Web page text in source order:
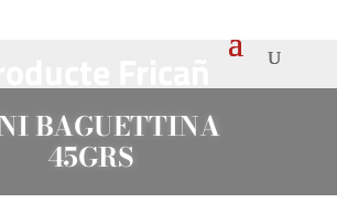
BAGUETTINA
45GRS